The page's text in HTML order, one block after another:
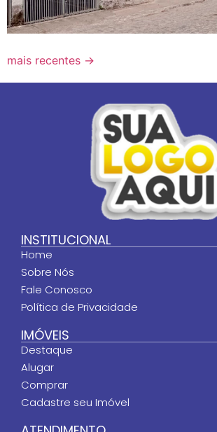
mais recentes →
INSTITUCIONAL
Home
Sobre Nós
Fale Conosco
Política de Privacidade
IMÓVEIS
Destaque
Alugar
Comprar
Cadastre seu Imóvel